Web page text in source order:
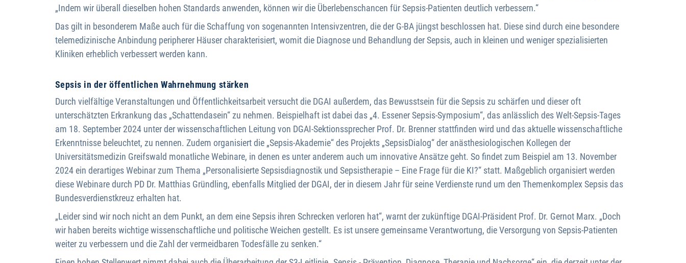
„Indem wir überall dieselben hohen Standards anwenden, können wir die Überlebenschancen für Sepsis-Patienten deutlich verbessern.“
Das gilt in besonderem Maße auch für die Schaffung von sogenannten Intensivzentren, die der G-BA jüngst beschlossen hat. Diese sind durch eine besondere
telemedizinische Anbindung peripherer Häuser charakterisiert, womit die Diagnose und Behandlung der Sepsis, auch in kleinen und weniger spezialisierten
Kliniken erheblich verbessert werden kann.
Sepsis in der öffentlichen Wahrnehmung stärken
Durch vielfältige Veranstaltungen und Öffentlichkeitsarbeit versucht die DGAI außerdem, das Bewusstsein für die Sepsis zu schärfen und dieser oft
unterschätzten Erkrankung das „Schattendasein“ zu nehmen. Beispielhaft ist dabei das „4. Essener Sepsis-Symposium“, das anlässlich des Welt-Sepsis-Tages
am 18. September 2024 unter der wissenschaftlichen Leitung von DGAI-Sektionssprecher Prof. Dr. Brenner stattfinden wird und das aktuelle wissenschaftliche
Erkenntnisse beleuchtet, zu nennen. Zudem organisiert die „Sepsis-Akademie“ des Projekts „SepsisDialog“ der anästhesiologischen Kollegen der
Universitätsmedizin Greifswald monatliche Webinare, in denen es unter anderem auch um innovative Ansätze geht. So findet zum Beispiel am 13. November
2024 ein derartiges Webinar zum Thema „Personalisierte Sepsisdiagnostik und Sepsistherapie – Eine Frage für die KI?“ statt. Maßgeblich organisiert werden
diese Webinare durch PD Dr. Matthias Gründling, ebenfalls Mitglied der DGAI, der in diesem Jahr für seine Verdienste rund um den Themenkomplex Sepsis das
Bundesverdienstkreuz erhalten hat.
„Leider sind wir noch nicht an dem Punkt, an dem eine Sepsis ihren Schrecken verloren hat“, warnt der zukünftige DGAI-Präsident Prof. Dr. Gernot Marx. „Doch
wir haben bereits wichtige wissenschaftliche und politische Weichen gestellt. Es ist unsere gemeinsame Verantwortung, die Versorgung von Sepsis-Patienten
weiter zu verbessern und die Zahl der vermeidbaren Todesfälle zu senken.“